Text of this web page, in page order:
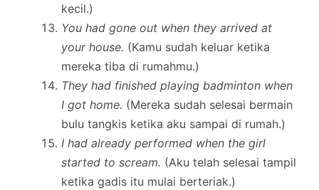
kecil.)
You had gone out when they arrived at
your house. (Kamu sudah keluar ketika
mereka tiba di rumahmu.)
They had finished playing badminton when
I got home. (Mereka sudah selesai bermain
bulu tangkis ketika aku sampai di rumah.)
I had already performed when the girl
started to scream. (Aku telah selesai tampil
ketika gadis itu mulai berteriak.)